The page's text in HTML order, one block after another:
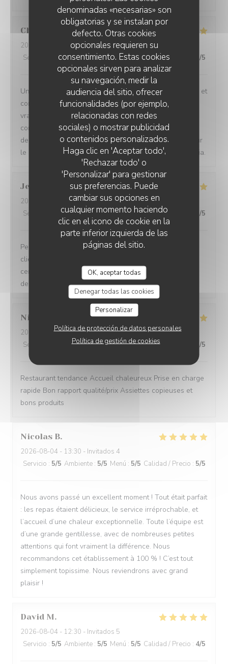
denominadas «necesarias» son
obligatorias y se instalan por
defecto. Otras cookies
opcionales requieren su
consentimiento. Estas cookies
opcionales sirven para analizar
su navegación, medir la
audiencia del sitio, ofrecer
funcionalidades (por ejemplo,
relacionadas con redes
sociales) o mostrar publicidad
o contenidos personalizados.
Haga clic en 'Aceptar todo',
'Rechazar todo' o
'Personalizar' para gestionar
sus preferencias. Puede
cambiar sus opciones en
cualquier momento haciendo
clic en el icono de cookie en la
parte inferior izquierda de las
páginas del sitio.
OK, aceptar todas
Denegar todas las cookies
Personalizar
Política de protección de datos personales
Política de gestión de cookies
Christian
2026-08-05
- 19:45 - Invitados 5
Servicio
/5 Ambiente: 5/5 Menú: 5/5 Calidad / Precio /5
Un restaurant très agréable : le cadre très sympathique et
convivial. Les plats bien sûr, j'ai adoré la Carbonnade
vraiment délicieuse. Mes amis (des locaux qui ne
connaissaient pas le restaurant) ont fait une vraie
decouverte et ils reviendront. Une mention speciale pour
le service tres souriant (sincere) et serviable. Merci Sonia.
Jean Jacques B
2026-08-05
- 12:30 - Invitados 2
Servicio
/5 Ambiente 5 /5 Menú:5 /5 Calidad / Precio /5
Personnels très compétents service très à l’écoute des
clients on se sent pas du tout oppressé comme dans
certains restaurants et le menu très bon de l’entrée au
dessert
Nicole
2026-08-05- 12:15 - Invitados 3
Servicio
Ambiente:5/5 Menú:5/5 Calidad / Precio /5
Restaurant tendance Accueil chaleureux Prise en charge
rapide Bon rapport qualité/prix Assiettes copieuses et
bons produits
Nicolas B
2026-08-04 - 13:30 - Invitados 4
Servicio : 5/5 Ambiente : 5/5 Menú : 5/5 Calidad / Precio : 5/5
Nous avons passé un excellent moment ! Tout était parfait
: les repas étaient délicieux, le service irréprochable, et
l’accueil d’une chaleur exceptionnelle. Toute l’équipe est
d’une grande gentillesse, avec de nombreuses petites
attentions qui font vraiment la différence. Nous
recommandons cet établissement à 100 % ! C’est tout
simplement topissime. Nous reviendrons avec grand
plaisir !
David M
2026-08-04 - 12:30 - Invitados 5
Servicio : 5/5 Ambiente : 5/5 Menú : 5/5 Calidad / Precio : 4/5